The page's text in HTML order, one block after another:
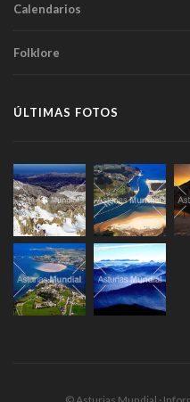
Calendarios
Folklore
ÚLTIMAS FOTOS